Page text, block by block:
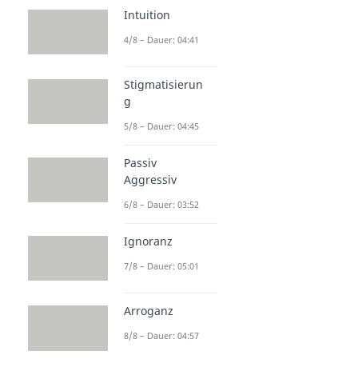
Intuition
4/8 – Dauer: 04:41
Stigmatisierun
g
5/8 – Dauer: 04:45
Passiv
Aggressiv
6/8 – Dauer: 03:52
Ignoranz
7/8 – Dauer: 05:01
Arroganz
8/8 – Dauer: 04:57